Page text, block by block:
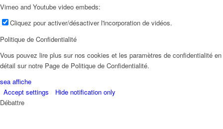
Vimeo and Youtube video embeds:
Cliquez pour activer/désactiver l'incorporation de vidéos.
Politique de Confidentialité
Vous pouvez lire plus sur nos cookies et les paramètres de confidentialité en
détail sur notre Page de Politique de Confidentialité.
sea affiche
Accept settings
Hide notification only
Débattre